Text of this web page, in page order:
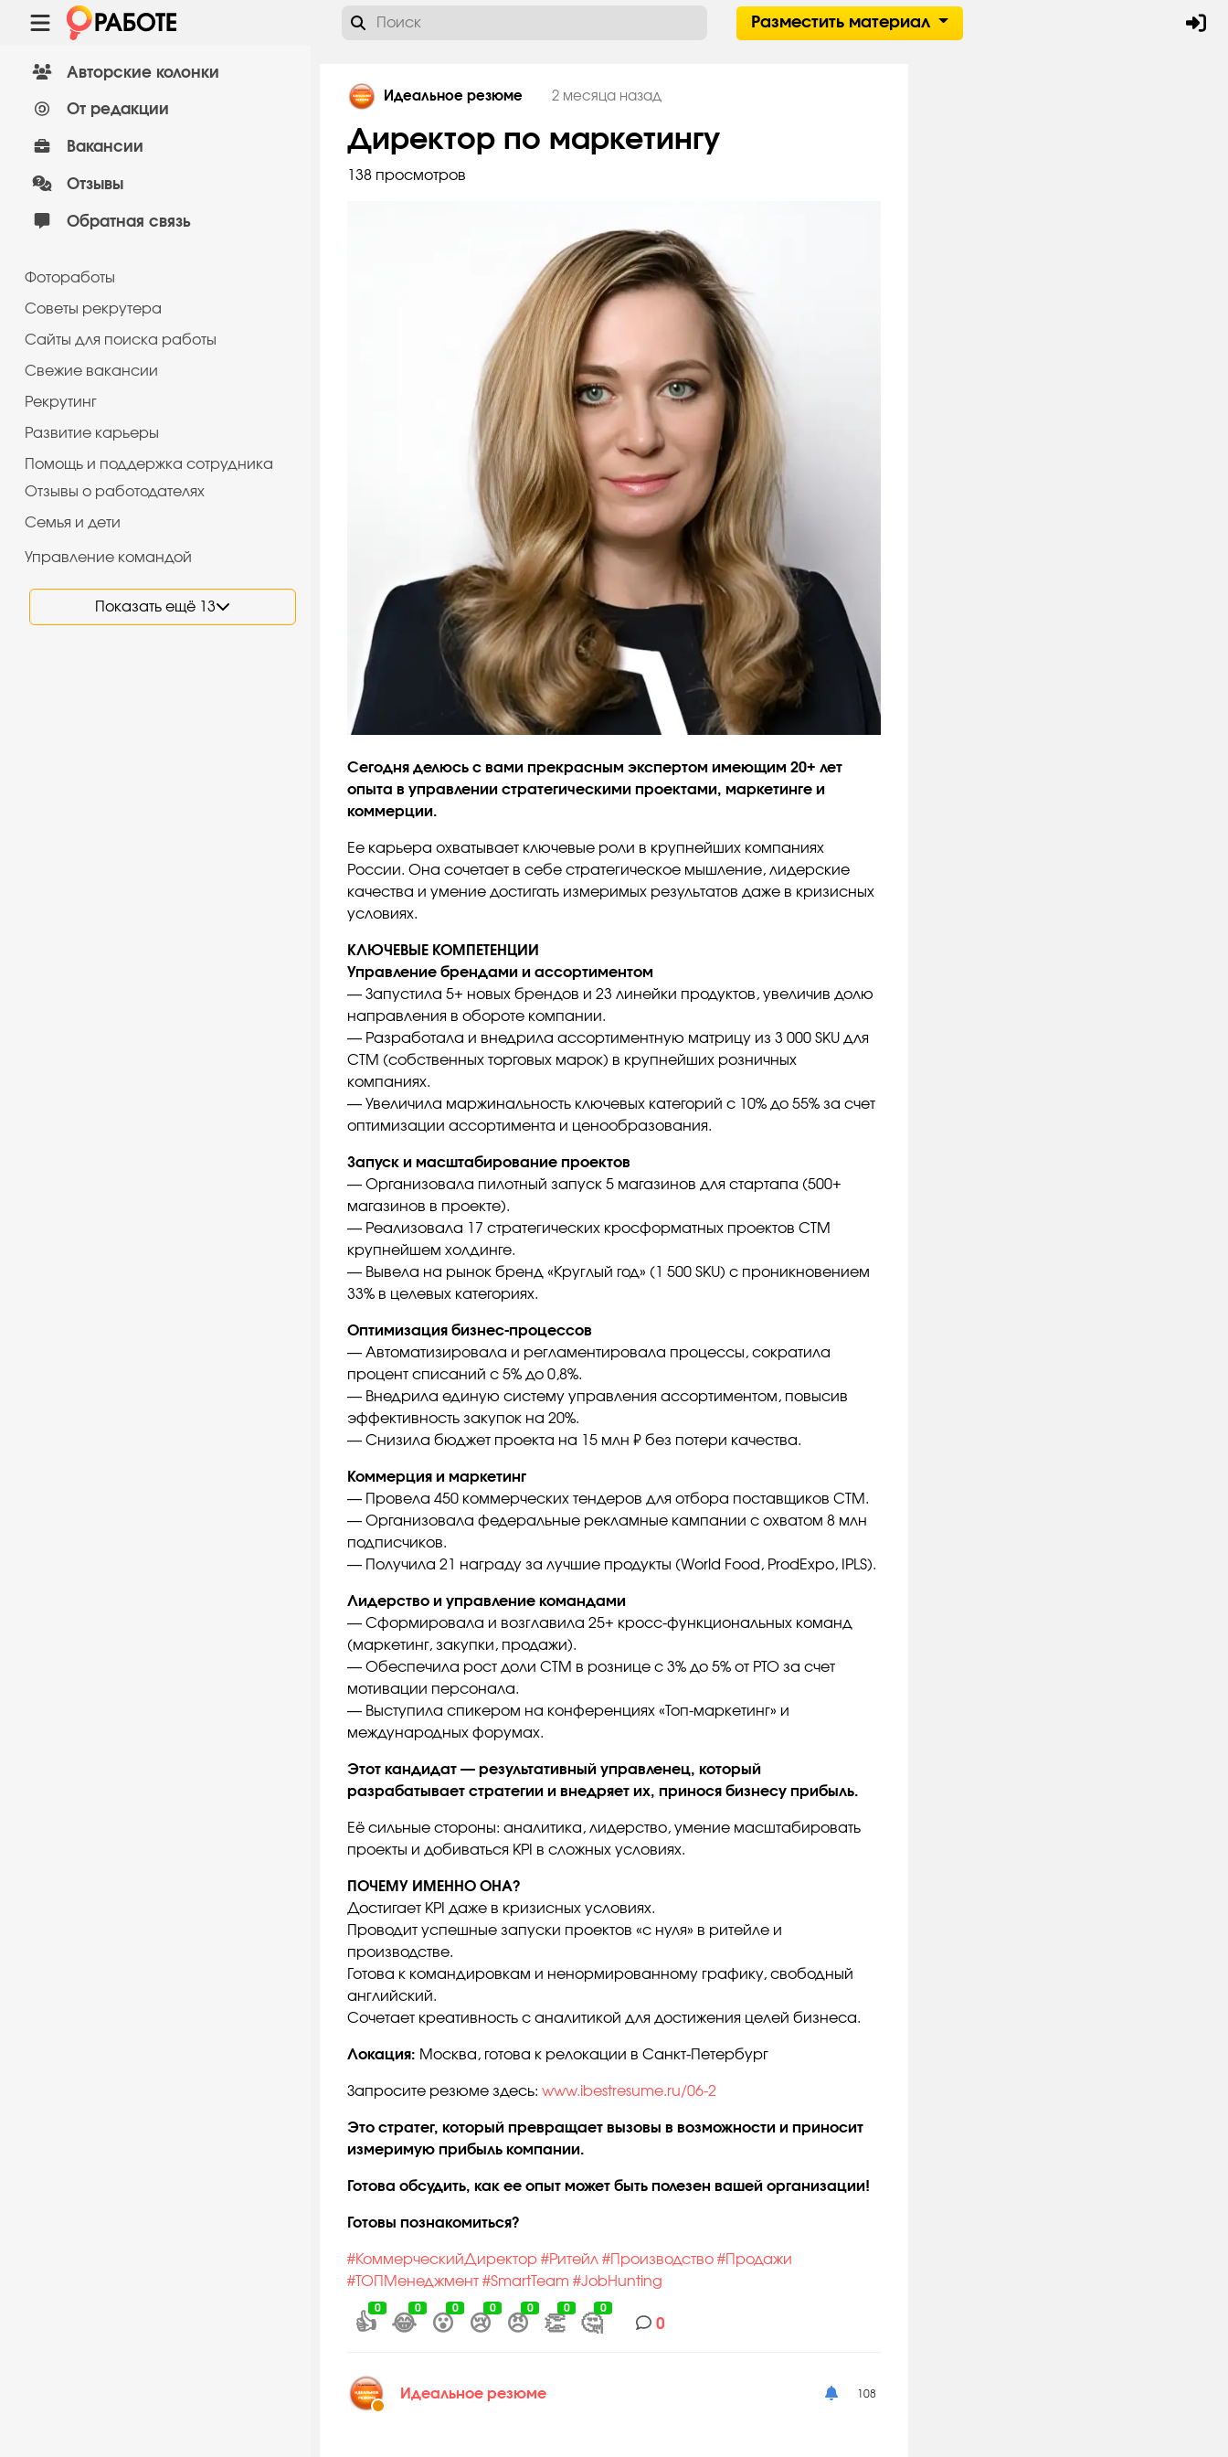
Разместить материал
Авторские колонки
От редакции
Вакансии
Отзывы
Обратная связь
Фотоработы
Советы рекрутера
Сайты для поиска работы
Cвежие вакансии
Рекрутинг
Развитие карьеры
Помощь и поддержка сотрудника
Отзывы о работодателях
Семья и дети
Управление командой
Показать ещё 13
Идеальное резюме 2 месяца назад
Директор по маркетингу
138 просмотров
Сегодня делюсь с вами прекрасным экспертом имеющим 20+ лет
опыта в управлении стратегическими проектами, маркетинге и
коммерции.
Ее карьера охватывает ключевые роли в крупнейших компаниях
России. Она сочетает в себе стратегическое мышление, лидерские
качества и умение достигать измеримых результатов даже в кризисных
условиях.
КЛЮЧЕВЫЕ КОМПЕТЕНЦИИ
Управление брендами и ассортиментом
— Запустила 5+ новых брендов и 23 линейки продуктов, увеличив долю
направления в обороте компании.
— Разработала и внедрила ассортиментную матрицу из 3 000 SKU для
СТМ (собственных торговых марок) в крупнейших розничных
компаниях.
— Увеличила маржинальность ключевых категорий с 10% до 55% за счет
оптимизации ассортимента и ценообразования.
Запуск и масштабирование проектов
— Организовала пилотный запуск 5 магазинов для стартапа (500+
магазинов в проекте).
— Реализовала 17 стратегических кросформатных проектов СТМ
крупнейшем холдинге.
— Вывела на рынок бренд «Круглый год» (1 500 SKU) с проникновением
33% в целевых категориях.
Оптимизация бизнес-процессов
— Автоматизировала и регламентировала процессы, сократила
процент списаний с 5% до 0,8%.
— Внедрила единую систему управления ассортиментом, повысив
эффективность закупок на 20%.
— Снизила бюджет проекта на 15 млн ₽ без потери качества.
Коммерция и маркетинг
— Провела 450 коммерческих тендеров для отбора поставщиков СТМ.
— Организовала федеральные рекламные кампании с охватом 8 млн
подписчиков.
— Получила 21 награду за лучшие продукты (World Food, ProdExpo, IPLS).
Лидерство и управление командами
— Сформировала и возглавила 25+ кросс-функциональных команд
(маркетинг, закупки, продажи).
— Обеспечила рост доли СТМ в рознице с 3% до 5% от РТО за счет
мотивации персонала.
— Выступила спикером на конференциях «Топ-маркетинг» и
международных форумах.
Этот кандидат — результативный управленец, который
разрабатывает стратегии и внедряет их, принося бизнесу прибыль.
Её сильные стороны: аналитика, лидерство, умение масштабировать
проекты и добиваться KPI в сложных условиях.
ПОЧЕМУ ИМЕННО ОНА?
Достигает KPI даже в кризисных условиях.
Проводит успешные запуски проектов «с нуля» в ритейле и
производстве.
Готова к командировкам и ненормированному графику, свободный
английский.
Сочетает креативность с аналитикой для достижения целей бизнеса.
Локация: Москва, готова к релокации в Санкт-Петербург
Запросите резюме здесь: www.ibestresume.ru/06-2
Это стратег, который превращает вызовы в возможности и приносит
измеримую прибыль компании.
Готова обсудить, как ее опыт может быть полезен вашей организации!
Готовы познакомиться?
#КоммерческийДиректор #Ритейл #Производство #Продажи
#ТОПМенеджмент #SmartTeam #JobHunting
👍
0
😂
0
😮
0
😢
0
😠
0
👏
0
🤔
0
0
Идеальное резюме 108